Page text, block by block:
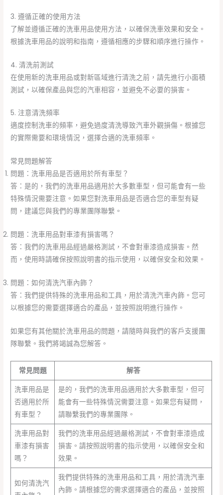
3. 遵循正確的使用方法
了解並遵循正確的洗車用品使用方法，以確保洗車效果和安全。
根據洗車用品的說明和指南，遵循相應的步驟和順序進行操作。
4. 清洗前測試
在使用新的洗車用品或對新區域進行清洗之前，請先進行小面積
測試，以確保產品與您的汽車相容，並避免不必要的損害。
5. 注意清洗頻率
適度控制洗車的頻率，避免過度清洗導致汽車外觀損傷。根據您
的實際需要和環境情況，選擇合適的洗車頻率。
常見問題解答
問題：洗車用品是否適用於所有車型？
答：是的，我們的洗車用品適用於大多數車型，但可能會有一些
特殊情況需要注意。如果您對洗車用品是否適合您的車型有疑
問，建議您與我們的專業團隊聯繫。
問題：洗車用品對車漆有損害嗎？
答：我們的洗車用品經過嚴格測試，不會對車漆造成損害。然
而，使用時請確保按照說明書的指示使用，以確保安全和效果。
問題：如何清洗汽車內飾？
答：我們提供特殊的洗車用品和工具，用於清洗汽車內飾。您可
以根據您的需要選擇適合的產品，並按照說明進行操作。
如果您有其他關於洗車用品的問題，請隨時與我們的客戶支援團
隊聯繫。我們將竭誠為您解答。
常見問題
解答
洗車用品是
否適用於所
有車型？
是的，我們的洗車用品適用於大多數車型，但可
能會有一些特殊情況需要注意。如果您有疑問，
請聯繫我們的專業團隊。
洗車用品對
車漆有損害
嗎？
我們的洗車用品經過嚴格測試，不會對車漆造成
損害。請按照說明書的指示使用，以確保安全和
效果。
如何清洗汽
我們提供特殊的洗車用品和工具，用於清洗汽車
內飾。請根據您的需求選擇適合的產品，並按照